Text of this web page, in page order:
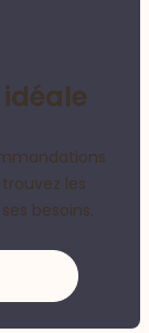
les
besoins.